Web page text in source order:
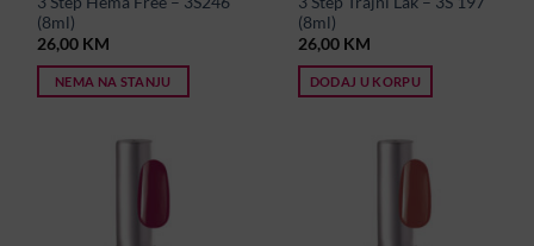
(8ml)
26,00 KM
NEMA NA STANJU
(8ml)
26,00 KM
DODAJ U KORPU